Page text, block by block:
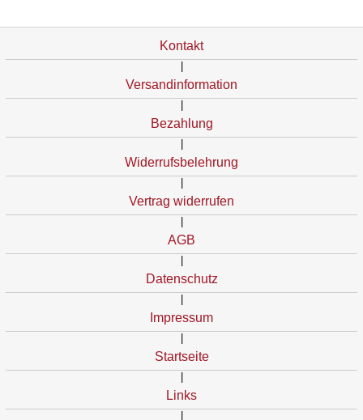
Kontakt
Versandinformation
Bezahlung
Widerrufsbelehrung
Vertrag widerrufen
AGB
Datenschutz
Impressum
Startseite
Links